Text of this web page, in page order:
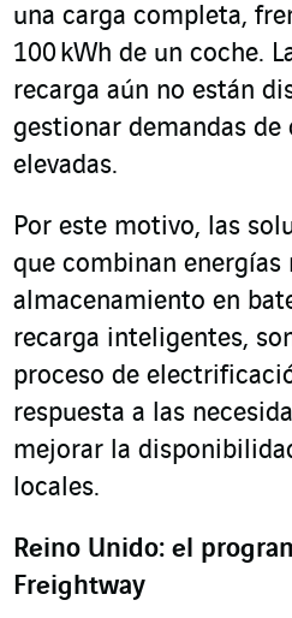
una carga completa,
100 kWh de un coche.
recarga aún no están
gestionar demandas de
elevadas.
Por este motivo, las
que combinan energías
almacenamiento en
recarga inteligentes,
proceso de
respuesta a las
mejorar la
locales.
Reino Unido: el
Freightway